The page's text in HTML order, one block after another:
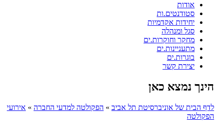
אודות
סטודנטים.ות
יחידות אקדמיות
סגל ומנהלה
מחקר וחוקרות.ים
מתעניינות.ים
בוגרות.ים
יצירת קשר
הינך נמצא כאן
לדף הבית של אוניברסיטת תל אביב » הפקולטה למדעי החברה » אירועי
הפקולטה